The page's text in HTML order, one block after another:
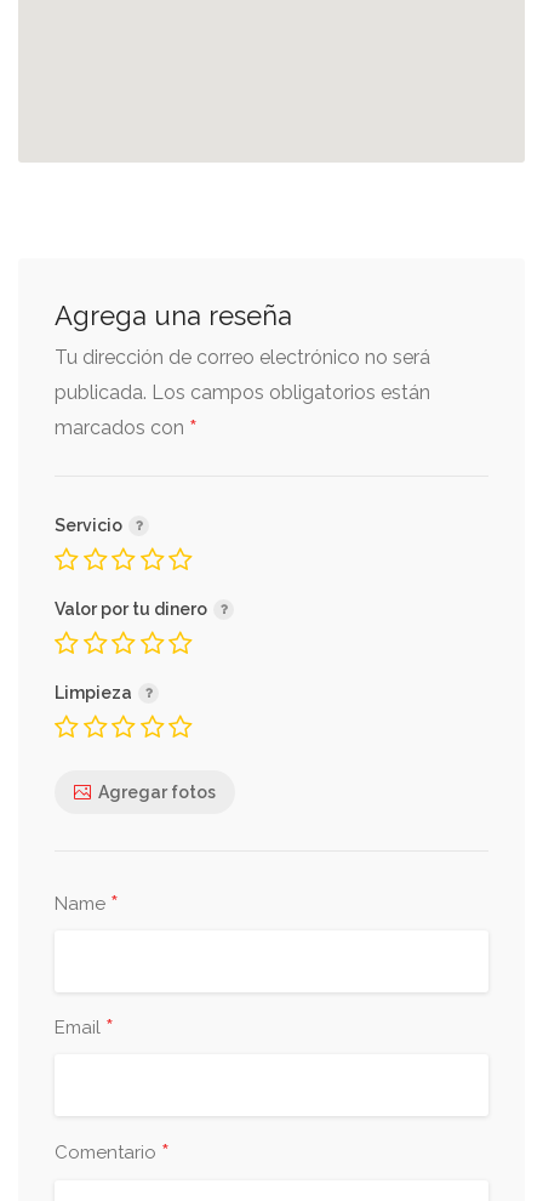
tortilla de harina con queso
TOSTADAS
Camarón
Pescado
Aguachile
Sala a elegir (verde, roja o negra)
AGUACHILES
Agrega una reseña
Tu dirección de correo electrónico no será
publicada. Los campos obligatorios están
marcados con *
Servicio
Valor por tu dinero
Limpieza
Agregar fotos
Name *
Email *
Comentario *